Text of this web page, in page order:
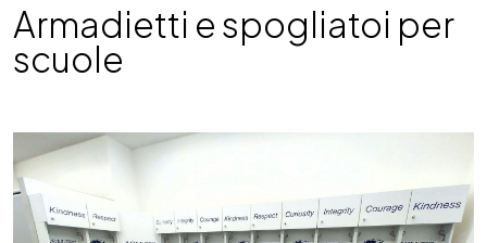
Armadietti e spogliatoi per
scuole